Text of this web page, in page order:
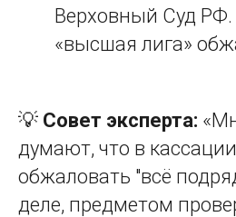
Верховный Суд РФ.
«высшая лига»
💡 Совет эксперта:
думают, что в
обжаловать "всё
деле, предметом